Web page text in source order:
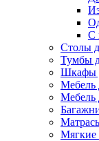
С
Столы
Тумбы
Шкафы
Мебель
Мебель
Мягкие